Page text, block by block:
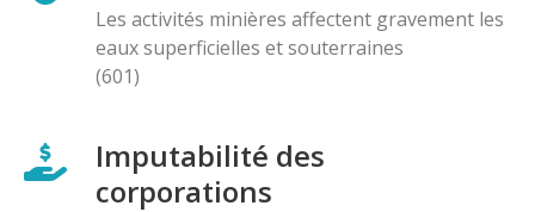
Les activités minières affectent gravement les
eaux superficielles et souterraines
(601)
Imputabilité des
corporations